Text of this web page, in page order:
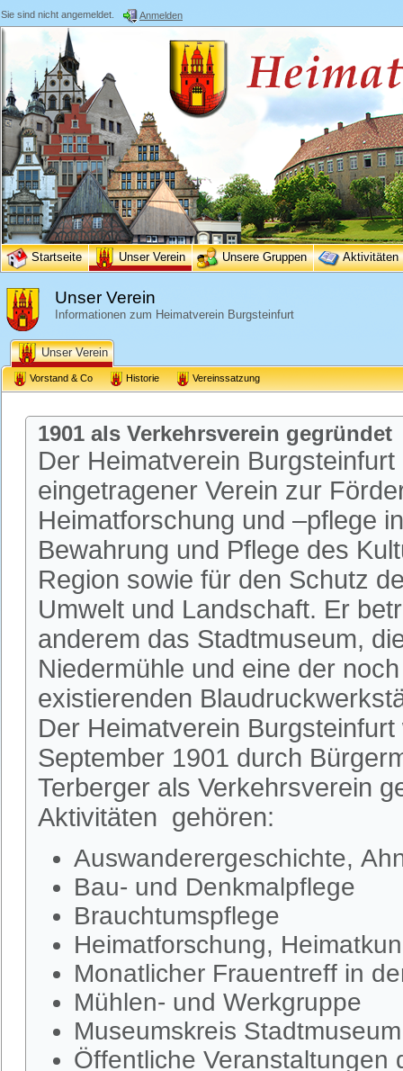
Sie sind nicht angemeldet. Anmelden
Startseite Unser Verein Unsere Gruppen Aktivitäten
Unser Verein
Informationen zum Heimatverein Burgsteinfurt
Unser Verein
Vorstand & Co Historie Vereinssatzung
1901 als Verkehrsverein gegründet
Der Heimatverein Burgsteinfurt
eingetragener Verein zur
Heimatforschung und –pflege
Bewahrung und Pflege des
Region sowie für den Schutz
Umwelt und Landschaft. Er
anderem das Stadtmuseum,
Niedermühle und eine der
existierenden
Der Heimatverein
September 1901 durch
Terberger als Verkehrsverein
Aktivitäten gehören:
Auswanderergeschichte,
Bau- und Denkmalpflege
Brauchtumspflege
Heimatforschung,
Monatlicher Frauentreff in
Mühlen- und Werkgruppe
Museumskreis
Öffentliche Veranstaltungen